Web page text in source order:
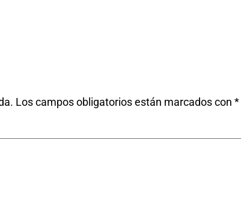
Los campos obligatorios están marcados con*